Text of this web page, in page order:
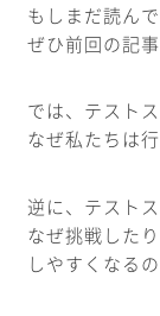
もしまだ読ん
ぜひ前回の記
では、テスト
なぜ私たちは
逆に、テスト
なぜ挑戦した
しやすくなる